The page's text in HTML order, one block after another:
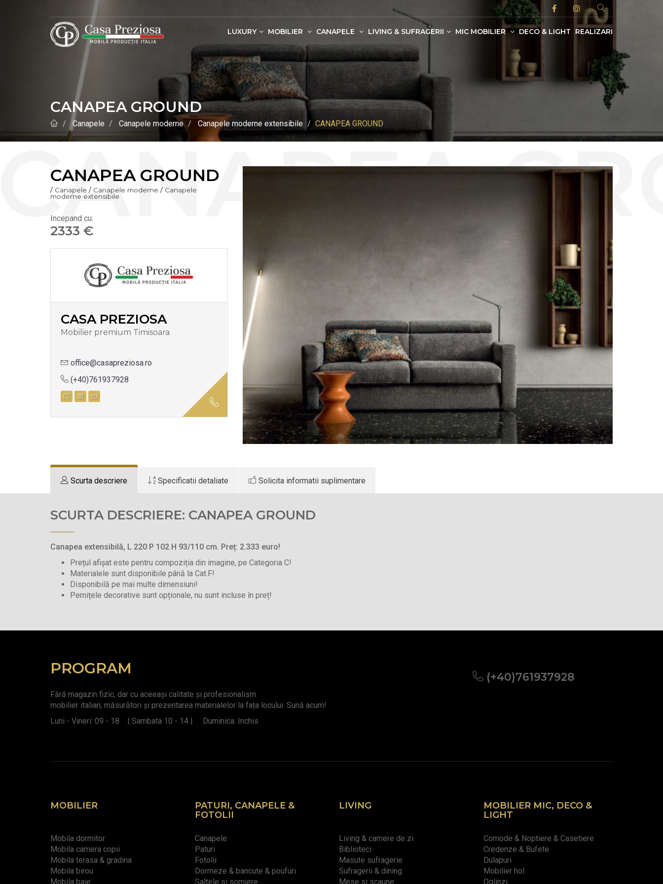
LUXURY MOBILIER CANAPELE LIVING & SUFRAGERII MIC MOBILIER DECO & LIGHT REALIZARI
CANAPEA GROUND
Canapele Canapele moderne Canapele moderne extensibile CANAPEA GROUND
CANAPEA GROUND
/ Canapele / Canapele moderne / Canapele
moderne extensibile
Incepand cu:
2333 €
CASA PREZIOSA
Mobilier premium Timisoara
office@casapreziosa.ro
(+40)761937928
Scurta descriere Specificatii detaliate Solicita informatii suplimentare
SCURTA DESCRIERE: CANAPEA GROUND
Canapea extensibilă, L 220 P 102 H 93/110 cm. Preț: 2.333 euro!
Prețul afișat este pentru compoziția din imagine, pe Categoria C!
Materialele sunt disponibile până la Cat.F!
Disponibilă pe mai multe dimensiuni!
Pernițele decorative sunt opționale, nu sunt incluse în preț!
PROGRAM
Fără magazin fizic, dar cu aceeași calitate și profesionalism
mobilier italian, măsurători și prezentarea materialelor la fața locului. Sună acum!
Luni - Vineri: 09 - 18 | Sambata 10 - 14 | Duminica: Inchis
(+40)761937928
MOBILIER
Mobila dormitor
Mobila camera copii
Mobila terasa & gradina
Mobila birou
Mobila baie
PATURI, CANAPELE &
FOTOLII
Canapele
Paturi
Fotolii
Dormeze & bancute & poufuri
Saltele si somiere
LIVING
Living & camere de zi
Biblioteci
Masute sufragerie
Sufragerii & dining
Mese si scaune
MOBILIER MIC, DECO &
LIGHT
Comode & Noptiere & Casetiere
Credenze & Bufete
Dulapuri
Mobilier hol
Oglinzi